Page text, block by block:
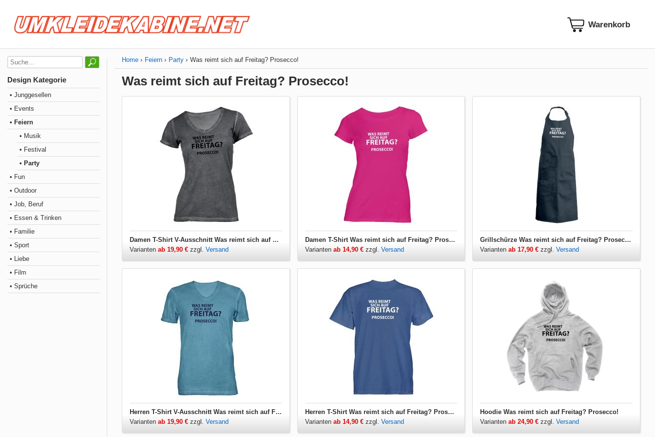
Design Kategorie
• Junggesellen
• Events
• Feiern
• Musik
• Festival
• Party
• Fun
• Outdoor
• Job, Beruf
• Essen & Trinken
• Familie
• Sport
• Liebe
• Film
• Sprüche
Home Feiern Party Was reimt sich auf Freitag? Prosecco!
Was reimt sich auf Freitag? Prosecco!
Damen T-Shirt V-Ausschnitt Was reimt sich auf Freitag? Prosecco!
Varianten ab 19,90 € zzgl. Versand
Damen T-Shirt Was reimt sich auf Freitag? Prosecco!
Varianten ab 14,90 €zzgl. Versand
Grillschürze Was reimt sich auf Freitag? Prosecco!
Variantenab 17,90 € zzgl.Versand
Herren T-Shirt V-Ausschnitt Was reimt sich auf Freitag? Prosecco!
Varianten ab 19,90 € zzgl. Versand
Herren T-Shirt Was reimt sich auf Freitag? Prosecco!
Varianten ab 14,90 €zzgl. Versand
Hoodie Was reimt sich auf Freitag? Prosecco!
Variantenab 24,90 € zzgl.Versand